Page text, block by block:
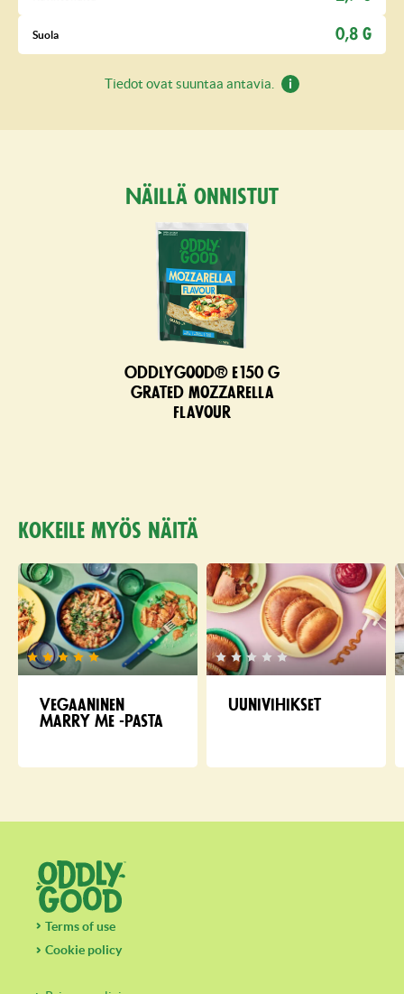
Suola 0,8 G
Tiedot ovat suuntaa antavia.
Näillä onnistut
Oddlygood® e150 g
grated mozzarella
flavour
Kokeile myös näitä
Vegaaninen
Marry Me -pasta
Uunivihikset
Terms of use
Cookie policy